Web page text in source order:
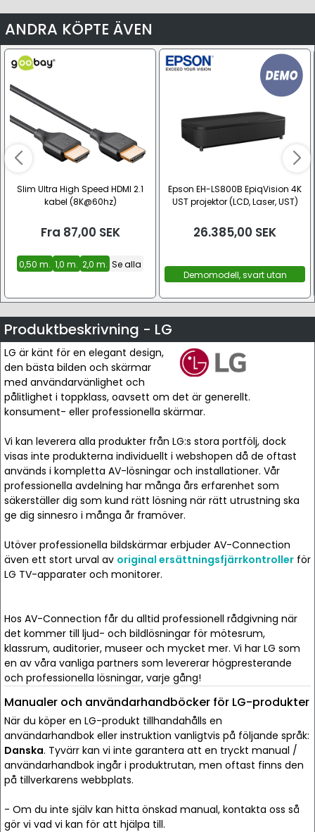
ANDRA KÖPTE ÄVEN
Slim Ultra High Speed HDMI 2.1
kabel (8K@60hz)
Fra 87,00 SEK
0,50 m. 1,0 m. 2,0 m. Se alla
Epson EH-LS800B EpiqVision 4K
UST projektor (LCD, Laser, UST)
26.385,00 SEK
Demomodell, svart utan
Produktbeskrivning - LG
LG är känt för en elegant design,
den bästa bilden och skärmar
med användarvänlighet och
pålitlighet i toppklass, oavsett om det är generellt.
konsument- eller professionella skärmar.
Vi kan leverera alla produkter från LG:s stora portfölj, dock
visas inte produkterna individuellt i webshopen då de oftast
används i kompletta AV-lösningar och installationer. Vår
professionella avdelning har många års erfarenhet som
säkerställer dig som kund rätt lösning när rätt utrustning ska
ge dig sinnesro i många år framöver.
Utöver professionella bildskärmar erbjuder AV-Connection
även ett stort urval av original ersättningsfjärrkontroller för
LG TV-apparater och monitorer.
Hos AV-Connection får du alltid professionell rådgivning när
det kommer till ljud- och bildlösningar för mötesrum,
klassrum, auditorier, museer och mycket mer. Vi har LG som
en av våra vanliga partners som levererar högpresterande
och professionella lösningar, varje gång!
Manualer och användarhandböcker för LG-produkter
När du köper en LG-produkt tillhandahålls en
användarhandbok eller instruktion vanligtvis på följande språk:
Danska. Tyvärr kan vi inte garantera att en tryckt manual /
användarhandbok ingår i produktrutan, men oftast finns den
på tillverkarens webbplats.
- Om du inte själv kan hitta önskad manual, kontakta oss så
gör vi vad vi kan för att hjälpa till.